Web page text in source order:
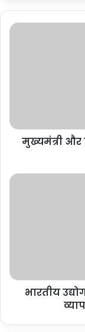
मुख्यमंत्री
भारतीय